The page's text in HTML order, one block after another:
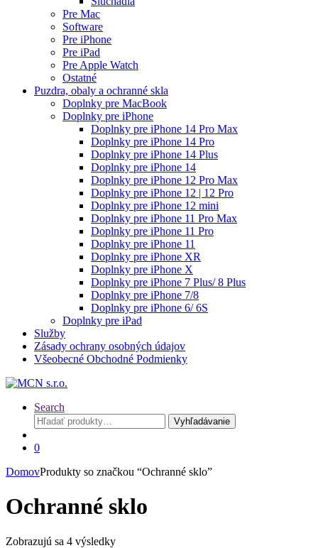
Pre Mac
Software
Pre iPhone
Pre iPad
Pre Apple Watch
Ostatné
Puzdra, obaly a ochranné skla
Doplnky pre MacBook
Doplnky pre iPhone
Doplnky pre iPhone 14 Pro Max
Doplnky pre iPhone 14 Pro
Doplnky pre iPhone 14 Plus
Doplnky pre iPhone 14
Doplnky pre iPhone 12 Pro Max
Doplnky pre iPhone 12 | 12 Pro
Doplnky pre iPhone 12 mini
Doplnky pre iPhone 11 Pro Max
Doplnky pre iPhone 11 Pro
Doplnky pre iPhone 11
Doplnky pre iPhone XR
Doplnky pre iPhone X
Doplnky pre iPhone 7 Plus/ 8 Plus
Doplnky pre iPhone 7/8
Doplnky pre iPhone 6/ 6S
Doplnky pre iPad
Služby
Zásady ochrany osobných údajov
Všeobecné Obchodné Podmienky
Search
Hľadať:
Vyhľadávanie
0
DomovProdukty so značkou “Ochranné sklo”
Ochranné sklo
Zobrazujú sa 4 výsledkySorted